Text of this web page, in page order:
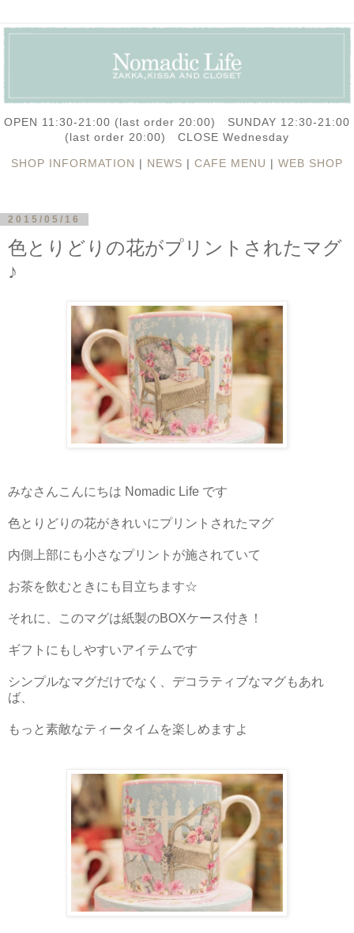
OPEN 11:30-21:00 (last order 20:00) SUNDAY 12:30-21:00
(last order 20:00) CLOSE Wednesday
SHOP INFORMATION | NEWS | CAFE MENU | WEB SHOP
2015/05/16
色とりどりの花がプリントされたマグ
♪
みなさんこんにちは Nomadic Life です
色とりどりの花がきれいにプリントされたマグ
内側上部にも小さなプリントが施されていて
お茶を飲むときにも目立ちます☆
それに、このマグは紙製のBOXケース付き！
ギフトにもしやすいアイテムです
シンプルなマグだけでなく、デコラティブなマグもあれ
ば、
もっと素敵なティータイムを楽しめますよ